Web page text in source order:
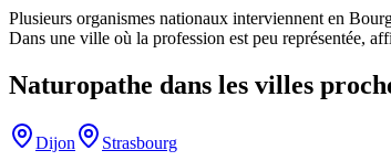
Plusieurs organismes nationaux interviennent en
Dans une ville où la profession est peu représentée,
Naturopathe dans les villes
Dijon Strasbourg